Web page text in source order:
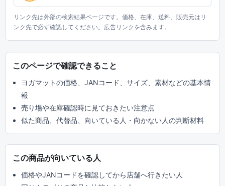
リンク先は外部の検索結果ページです。価格、在庫、送料、販売元はリ
ンク先で必ず確認してください。広告リンクを含みます。
このページで確認できること
ヨガマットの価格、JANコード、サイズ、素材などの基本情
報
売り場や在庫確認時に見ておきたい注意点
似た商品、代替品、向いている人・向かない人の判断材料
この商品が向いている人
価格やJANコードを確認してから店舗へ行きたい人